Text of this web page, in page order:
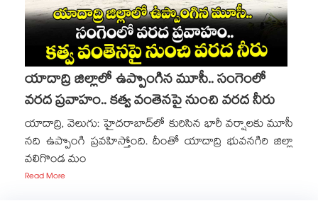
యాదాద్రి జిల్లాలో ఉప్పొంగిన మూసీ.. సంగెంలో
వరద ప్రవాహం.. కత్వ ‌‌వంతెనపై నుంచి వరద నీరు
యాదాద్రి, వెలుగు: హైదరాబాద్‌‌‌‌లో కురిసిన భారీ వర్షాలకు మూసీ
నది ఉప్పొంగి ప్రవహిస్తోంది. దీంతో యాదాద్రి భువనగిరి జిల్లా
వలిగొండ మం
Read More